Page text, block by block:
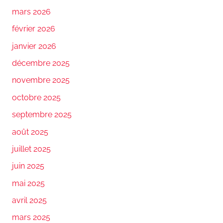
mars 2026
février 2026
janvier 2026
décembre 2025
novembre 2025
octobre 2025
septembre 2025
août 2025
juillet 2025
juin 2025
mai 2025
avril 2025
mars 2025